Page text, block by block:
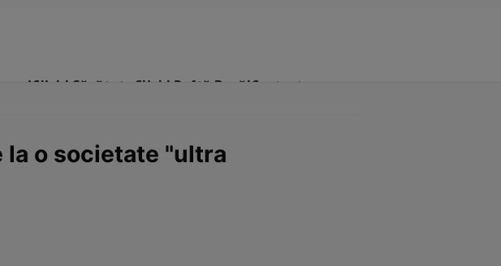
Click! Sănătate Click! Poftă Bună!Contact
la o societate "ultra